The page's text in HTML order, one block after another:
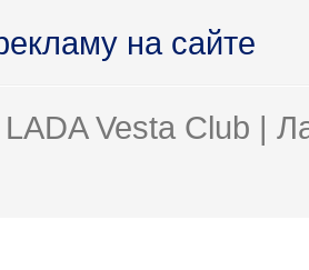
на сайте
Vesta Club |